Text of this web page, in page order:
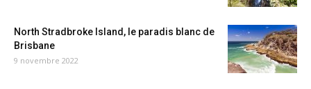
North Stradbroke Island, le paradis blanc de
Brisbane
9 novembre 2022